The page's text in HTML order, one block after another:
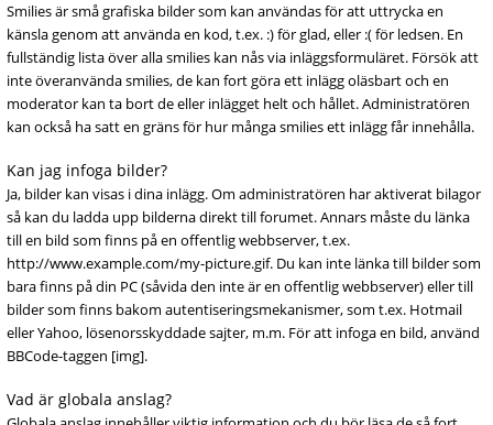
Smilies är små grafiska bilder som kan användas för att uttrycka en
känsla genom att använda en kod, t.ex. :) för glad, eller :( för ledsen. En
fullständig lista över alla smilies kan nås via inläggsformuläret. Försök att
inte överanvända smilies, de kan fort göra ett inlägg oläsbart och en
moderator kan ta bort de eller inlägget helt och hållet. Administratören
kan också ha satt en gräns för hur många smilies ett inlägg får innehålla.
Kan jag infoga bilder?
Ja, bilder kan visas i dina inlägg. Om administratören har aktiverat bilagor
så kan du ladda upp bilderna direkt till forumet. Annars måste du länka
till en bild som finns på en offentlig webbserver, t.ex.
http://www.example.com/my-picture.gif. Du kan inte länka till bilder som
bara finns på din PC (såvida den inte är en offentlig webbserver) eller till
bilder som finns bakom autentiseringsmekanismer, som t.ex. Hotmail
eller Yahoo, lösenorsskyddade sajter, m.m. För att infoga en bild, använd
BBCode-taggen [img].
Vad är globala anslag?